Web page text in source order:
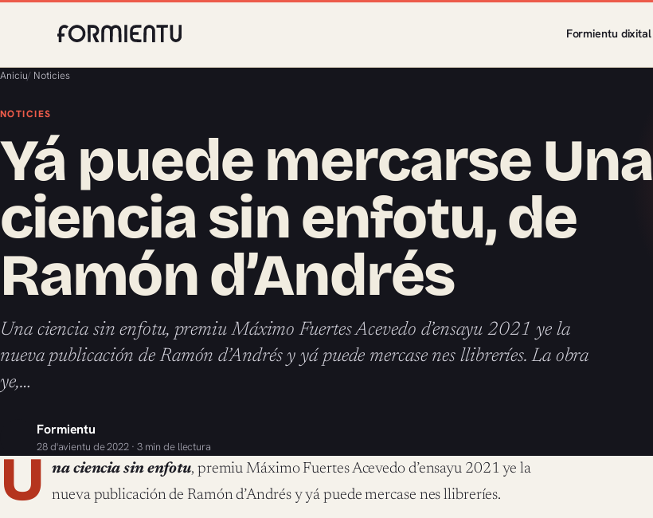
Formientu dixital
Aniciu/ Noticies
NOTICIES
Yá puede mercarse Una
ciencia sin enfotu, de
Ramón d’Andrés
Una ciencia sin enfotu, premiu Máximo Fuertes Acevedo d’ensayu 2021 ye la
nueva publicación de Ramón d’Andrés y yá puede mercase nes llibreríes. La obra
ye,…
Formientu
28 d'avientu de 2022 · 3 min de llectura
U na ciencia sin enfotu, premiu Máximo Fuertes Acevedo d’ensayu 2021 ye la
nueva publicación de Ramón d’Andrés y yá puede mercase nes llibreríes.